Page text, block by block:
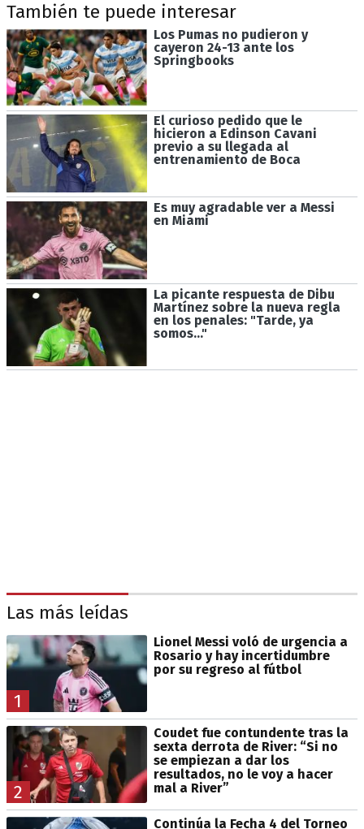
También te puede interesar
Los Pumas no pudieron y
cayeron 24-13 ante los
Springbooks
El curioso pedido que le
hicieron a Edinson Cavani
previo a su llegada al
entrenamiento de Boca
Es muy agradable ver a Messi
en Miami
La picante respuesta de Dibu
Martínez sobre la nueva regla
en los penales: "Tarde, ya
somos..."
Las más leídas
1
Lionel Messi voló de urgencia a
Rosario y hay incertidumbre
por su regreso al fútbol
2
Coudet fue contundente tras la
sexta derrota de River: “Si no
se empiezan a dar los
resultados, no le voy a hacer
mal a River”
Continúa la Fecha 4 del Torneo